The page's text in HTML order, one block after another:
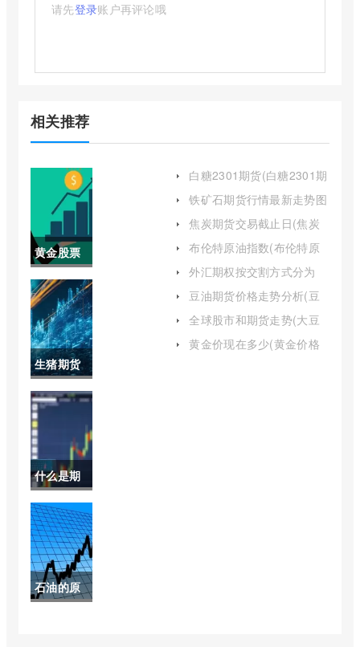
请先登录账户再评论哦
相关推荐
黄金股票
今日行情
(黄金股票
今日行情
最新分析)
生猪期货
行情最新
报价(生猪
2205期货
最新行情)
什么是期
权与期货
(股指期货
和股指期
权有什么
石油的原
白糖2301期货(白糖2301期
铁矿石期货行情最新走势图
焦炭期货交易截止日(焦炭
布伦特原油指数(布伦特原
外汇期权按交割方式分为
豆油期货价格走势分析(豆
全球股市和期货走势(大豆
黄金价现在多少(黄金价格